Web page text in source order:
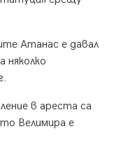
Атанас е давал
няколко
в ареста са
Велимира е